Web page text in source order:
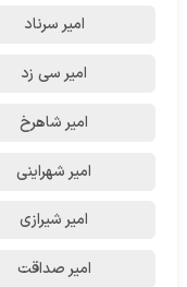
امیر سرناد
امیر سی زد
امیر شاهرخ
امیر شهراینی
امیر شیرازی
امیر صداقت